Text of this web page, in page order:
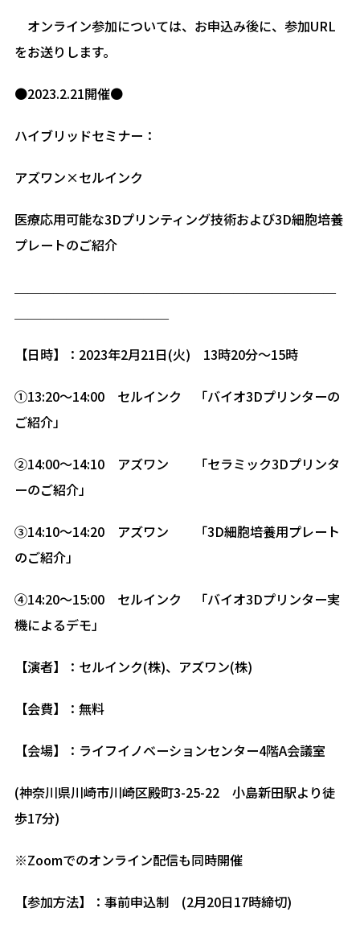
オンライン参加については、お申込み後に、参加URL
をお送りします。
●2023.2.21開催●
ハイブリッドセミナー：
アズワン×セルインク
医療応用可能な3Dプリンティング技術および3D細胞培養
プレートのご紹介
【日時】：2023年2月21日(火) 13時20分～15時
①13:20～14:00 セルインク 「バイオ3Dプリンターの
ご紹介」
②14:00～14:10 アズワン 「セラミック3Dプリンタ
ーのご紹介」
③14:10～14:20 アズワン 「3D細胞培養用プレート
のご紹介」
④14:20～15:00 セルインク 「バイオ3Dプリンター実
機によるデモ」
【演者】：セルインク(株)、アズワン(株)
【会費】：無料
【会場】：ライフイノベーションセンター4階A会議室
(神奈川県川崎市川崎区殿町3-25-22 小島新田駅より徒
歩17分)
※Zoomでのオンライン配信も同時開催
【参加方法】：事前申込制 (2月20日17時締切)